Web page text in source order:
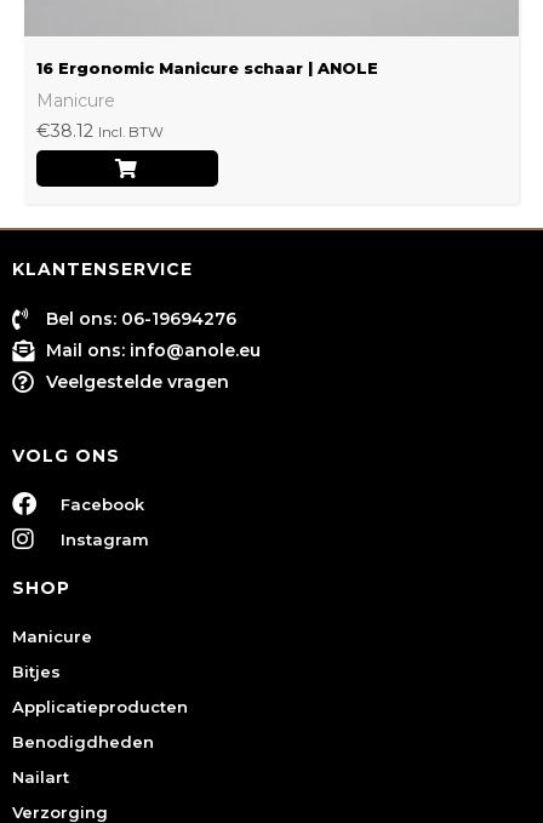
16 Ergonomic Manicure schaar | ANOLE
Manicure
€38.12 Incl. BTW
KLANTENSERVICE
Bel ons: 06-19694276
Mail ons: info@anole.eu
Veelgestelde vragen
VOLG ONS
Facebook
Instagram
SHOP
Manicure
Bitjes
Applicatieproducten
Benodigdheden
Nailart
Verzorging